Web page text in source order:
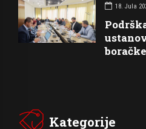
18. Jula
Kategorije